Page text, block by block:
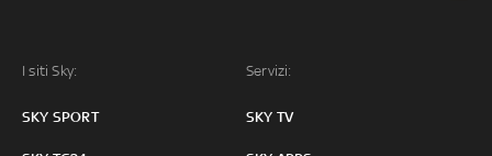
I siti Sky:
SKY SPORT
Servizi:
SKY TV